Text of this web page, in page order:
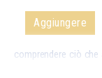
Aggiungere
comprendere ciò